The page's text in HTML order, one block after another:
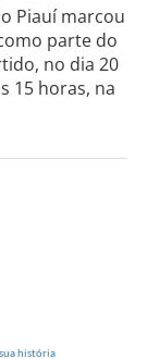
do
Sul
dia
Piauí marcou
parte do
no dia 20
15 horas, na
história